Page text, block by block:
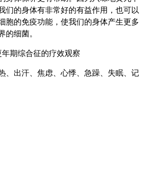
们的身体有非常好的有益作用，也可以
胞的免疫功能，使我们的身体产生更多
的细菌。
期综合征的疗效观察
、出汗、焦虑、心悸、急躁、失眠、记